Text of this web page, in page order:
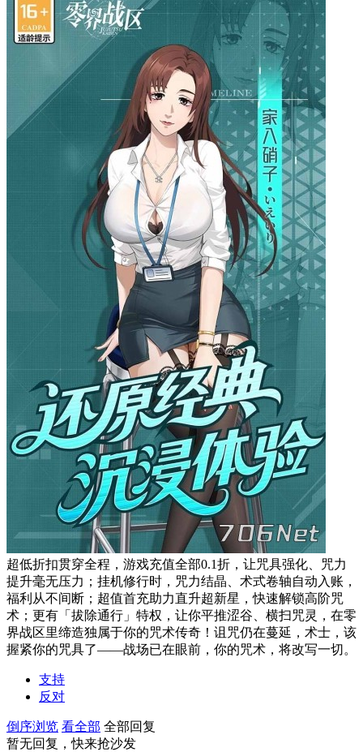
超低折扣贯穿全程，游戏充值全部0.1折，让咒具强化、咒力
提升毫无压力；挂机修行时，咒力结晶、术式卷轴自动入账，
福利从不间断；超值首充助力直升超新星，快速解锁高阶咒
术；更有「拔除通行」特权，让你平推涩谷、横扫咒灵，在零
界战区里缔造独属于你的咒术传奇！诅咒仍在蔓延，术士，该
握紧你的咒具了——战场已在眼前，你的咒术，将改写一切。
支持
反对
倒序浏览 看全部 全部回复
暂无回复，快来抢沙发